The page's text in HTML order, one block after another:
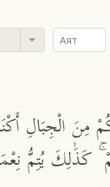
الْجِبَالِ
كَذَٰلِكَ يُتِمُّ